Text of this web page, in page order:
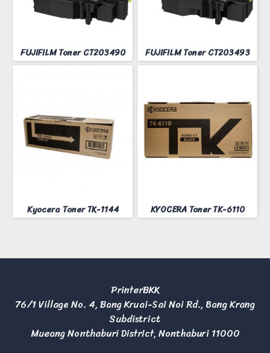
FUJIFILM Toner CT203490 FUJIFILM Toner CT203493
Kyocera Toner TK-1144 KYOCERA Toner TK-6110
PrinterBKK
76/1 Village No. 4, Bang Kruai-Sai Noi Rd., Bang Krang
Subdistrict
Mueang Nonthaburi District, Nonthaburi 11000